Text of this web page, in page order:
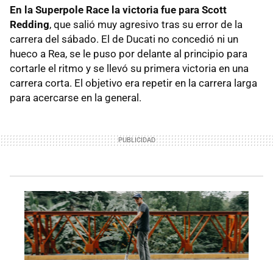
En la Superpole Race la victoria fue para Scott
Redding, que salió muy agresivo tras su error de la
carrera del sábado. El de Ducati no concedió ni un
hueco a Rea, se le puso por delante al principio para
cortarle el ritmo y se llevó su primera victoria en una
carrera corta. El objetivo era repetir en la carrera larga
para acercarse en la general.